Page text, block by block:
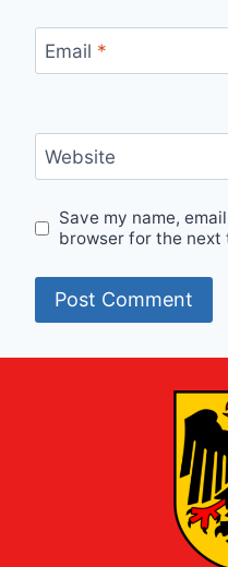
Email *
Website
Save my name,
browser for the next